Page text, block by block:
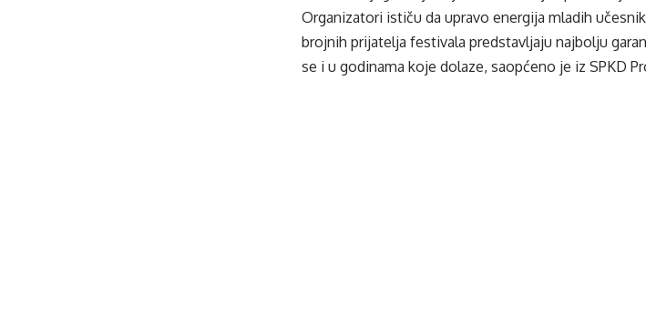
Organizatori ističu da upravo energija mladih
brojnih prijatelja festivala predstavljaju najbolju
se i u godinama koje dolaze, saopćeno je iz SPKD